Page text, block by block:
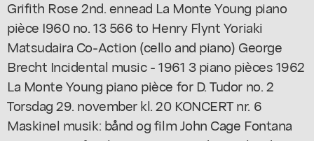
Grifith Rose 2nd. ennead La Monte Young piano
pièce I960 no. 13 566 to Henry Flynt Yoriaki
Matsudaira Co-Action (cello and piano) George
Brecht Incidental music - 1961 3 piano pièces 1962
La Monte Young piano pièce for D. Tudor no. 2
Torsdag 29. november kl. 20 KONCERT nr. 6
Maskinel musik: bånd og film John Cage Fontana